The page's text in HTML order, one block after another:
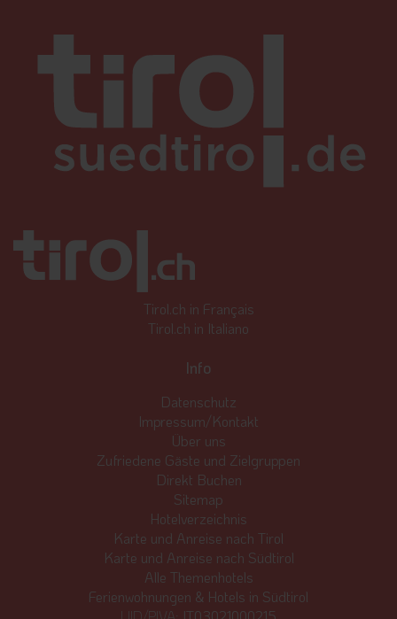
Tirol.ch in Français
Tirol.ch in Italiano
Info
Datenschutz
Impressum/Kontakt
Über uns
Zufriedene Gäste und Zielgruppen
Direkt Buchen
Sitemap
Hotelverzeichnis
Karte und Anreise nach Tirol
Karte und Anreise nach Südtirol
Alle Themenhotels
Ferienwohnungen & Hotels in Südtirol